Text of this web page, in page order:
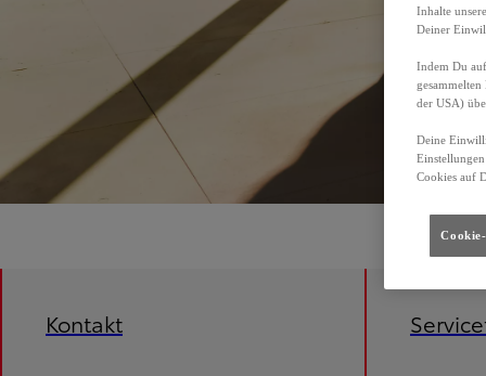
Kontakt
Inhalte
Deiner
Indem Du
der USA)
Deine
Cookies auf